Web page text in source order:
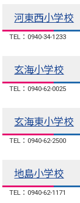
河東西小学校
TEL：0940-34-1233
玄海小学校
TEL：0940-62-0025
玄海東小学校
TEL：0940-62-2500
地島小学校
TEL：0940-62-1171